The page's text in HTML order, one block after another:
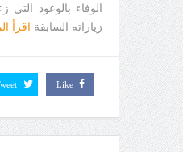
الوفاء بالوعود
زياراته السابقة
اقرأ
Like